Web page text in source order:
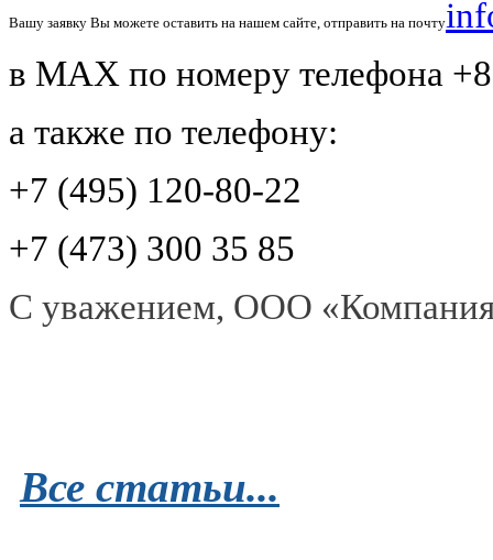
Вашу заявку Вы можете оставить на нашем сайте, отправить на почту
в MAX по номеру телефона
а также по телефону:
+7 (495) 120-80-22
+7 (473) 300 35 85
С уважением, ООО
Все статьи...